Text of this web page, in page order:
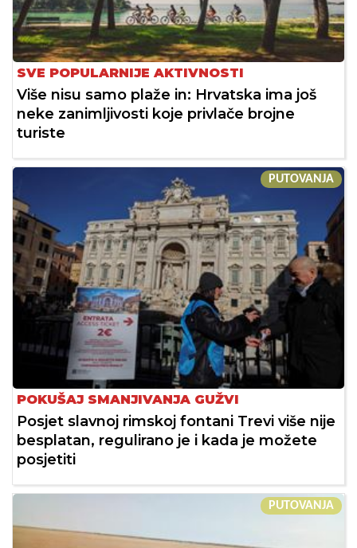
SVE POPULARNIJE AKTIVNOSTI
Više nisu samo plaže in: Hrvatska ima još
neke zanimljivosti koje privlače brojne
turiste
PUTOVANJA
POKUŠAJ SMANJIVANJA GUŽVI
Posjet slavnoj rimskoj fontani Trevi više nije
besplatan, regulirano je i kada je možete
posjetiti
PUTOVANJA